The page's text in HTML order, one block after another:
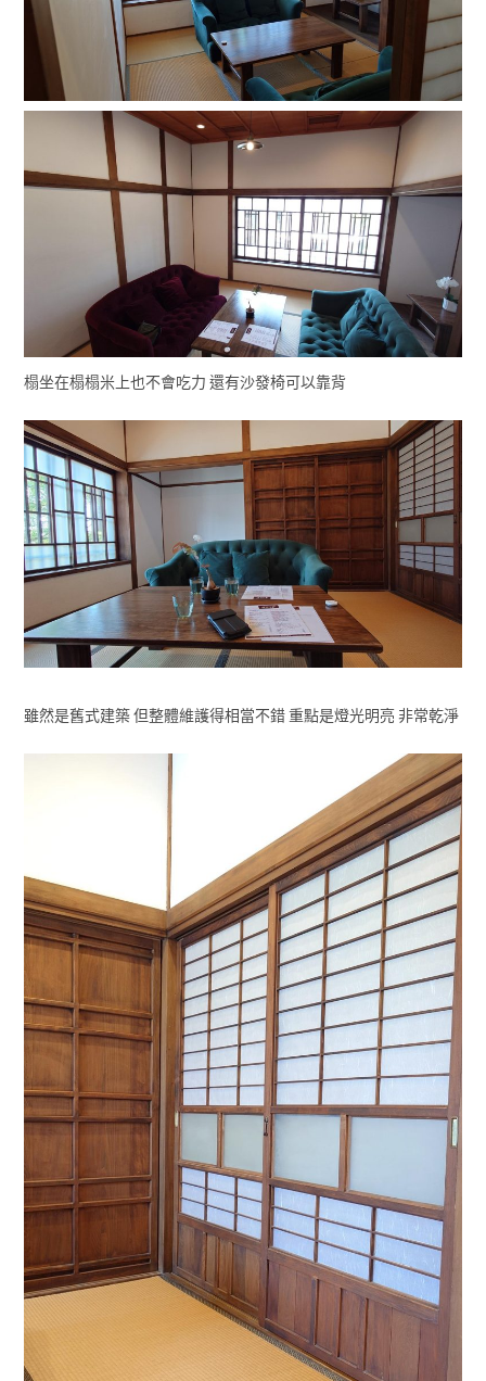
榻坐在榻榻米上也不會吃力 還有沙發椅可以靠背
雖然是舊式建築 但整體維護得相當不錯 重點是燈光明亮 非常乾淨